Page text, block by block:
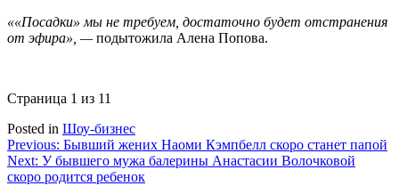
««Посадки» мы не требуем, достаточно будет отстранения
от эфира», —подытожила Алена Попова.
Страница 1 из 11
Posted in Шоу-бизнес
Навигация
по
Previous: Бывший жених Наоми Кэмпбелл скоро станет папой
Next: У бывшего мужа балерины Анастасии Волочковой
скоро родится ребенок